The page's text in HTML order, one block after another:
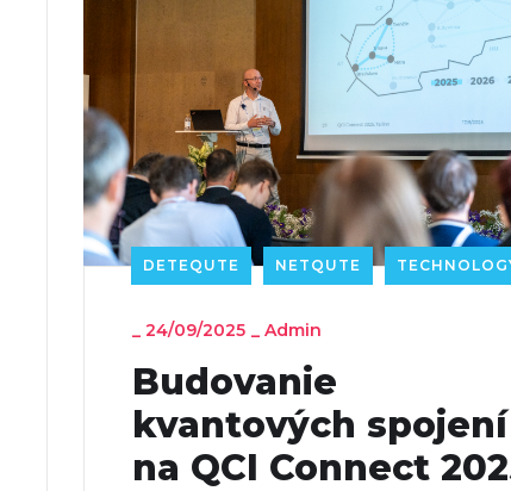
DETEQUTE NETQUTE
_ 24/09/2025 _ Admin
Budovanie
kvantových spojení
na QCI Connect